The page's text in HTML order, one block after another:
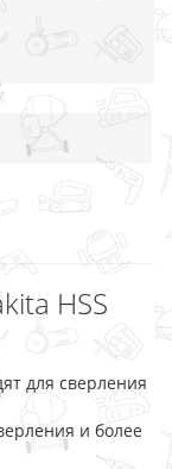
HSS
для сверления
и более